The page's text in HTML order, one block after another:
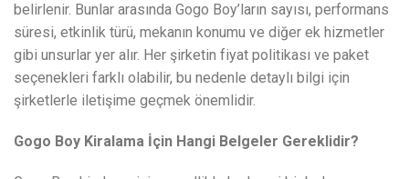
belirlenir. Bunlar arasında Gogo Boy’ların sayısı, performans
süresi, etkinlik türü, mekanın konumu ve diğer ek hizmetler
gibi unsurlar yer alır. Her şirketin fiyat politikası ve paket
seçenekleri farklı olabilir, bu nedenle detaylı bilgi için
şirketlerle iletişime geçmek önemlidir.
Gogo Boy Kiralama İçin Hangi Belgeler Gereklidir?